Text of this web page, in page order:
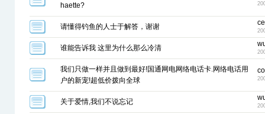
haette?
请懂得钓鱼的人士于解答，谢谢
谁能告诉我 这里为什么那么冷清
我们只做一样并且做到最好!国通网电网络电话卡.网络电话用
户的新宠!超低价拨向全球
关于爱情,我们不说忘记